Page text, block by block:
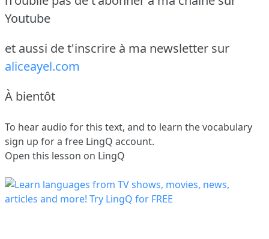
Youtube
et aussi de t'inscrire à ma newsletter sur
aliceayel.com
À bientôt
To hear audio for this text, and to learn the vocabulary
sign up for a free LingQ account.
Open this lesson on LingQ